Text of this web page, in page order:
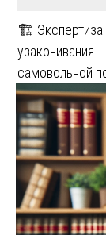
🏗️ Экспертиза
узаконивания
самовольной